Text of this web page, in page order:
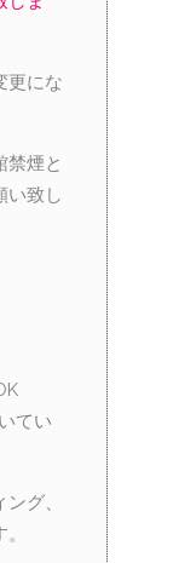
更にな
禁煙と
い致し
てい
グ、